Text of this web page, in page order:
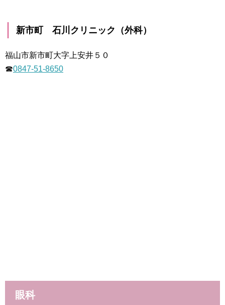
新市町 石川クリニック（外科）
福山市新市町大字上安井５０
☎0847-51-8650
眼科